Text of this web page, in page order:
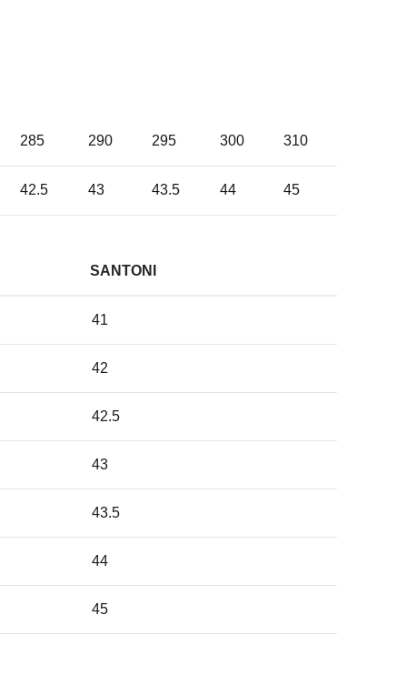
285 290 295 300 310
42.5 43 43.5 44 45
SANTONI
41
42
42.5
43
43.5
44
45